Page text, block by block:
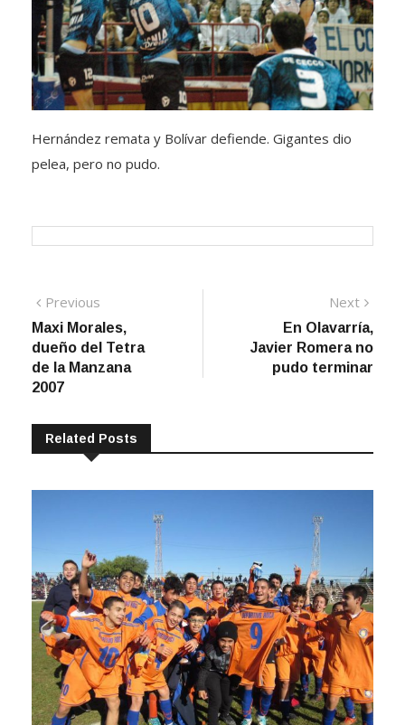
Hernández remata y Bolívar defiende. Gigantes dio
pelea, pero no pudo.
Navegación
de
entradas
Previous
post:
Maxi Morales,
dueño del Tetra
de la Manzana
2007
Next
post:
En Olavarría,
Javier Romera no
pudo terminar
Related Posts